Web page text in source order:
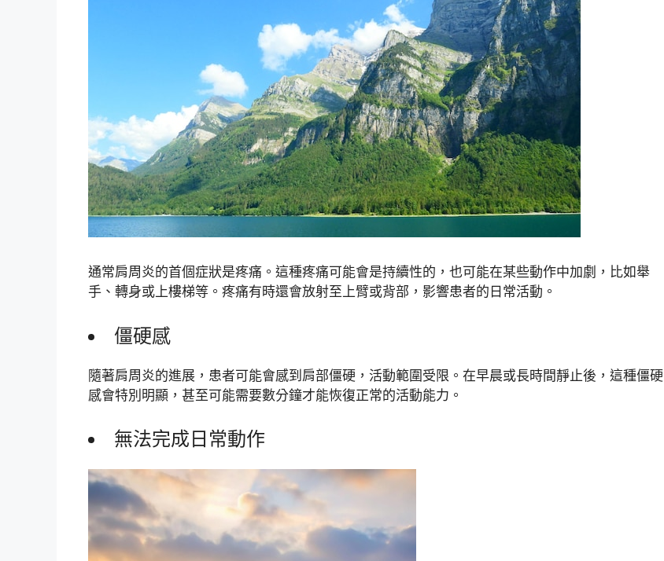
通常肩周炎的首個症狀是疼痛。這種疼痛可能會是持續性的，也可能在某些動作中加劇，比如舉
手、轉身或上樓梯等。疼痛有時還會放射至上臂或背部，影響患者的日常活動。
僵硬感
隨著肩周炎的進展，患者可能會感到肩部僵硬，活動範圍受限。在早晨或長時間靜止後，這種僵硬
感會特別明顯，甚至可能需要數分鐘才能恢復正常的活動能力。
無法完成日常動作